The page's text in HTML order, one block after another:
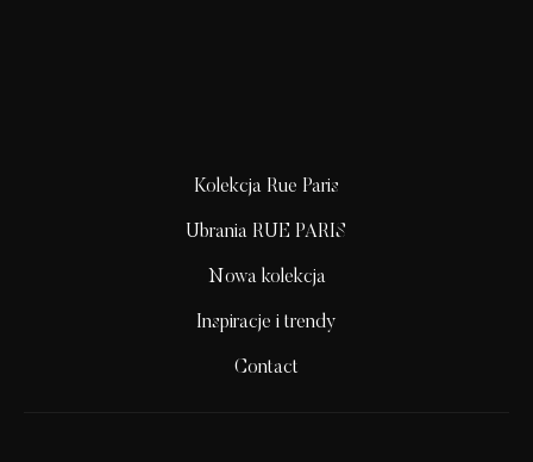
Kolekcja Rue Paris
Ubrania RUE PARIS
Nowa kolekcja
Inspiracje i trendy
Contact